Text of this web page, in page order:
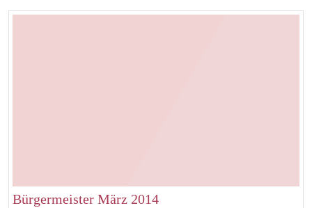
Bürgermeister März 2014